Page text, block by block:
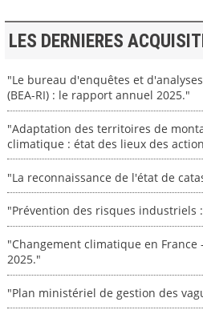
LES DERNIERES
"Le bureau d'enquêtes et
(BEA-RI) : le rapport annuel 2025."
"Adaptation des territoires de
climatique : état des lieux des
"La reconnaissance de l'état de
"Prévention des risques industriels
"Changement climatique en France
2025."
"Plan ministériel de gestion des